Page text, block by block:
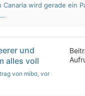
Canaria wird gerade ein
und
alles voll
von mibo, vor